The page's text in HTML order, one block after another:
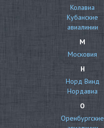
Колавиа
Кубанские
авиалинии
М
Московия
Н
Норд Винд
Нордавиа
О
Оренбургские